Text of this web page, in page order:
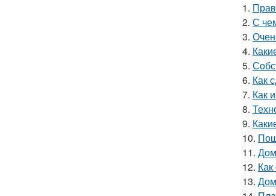
1.
2. С
3.
4.
5.
6. Как
7. Как
8.
9.
10.
11.
12.
13.